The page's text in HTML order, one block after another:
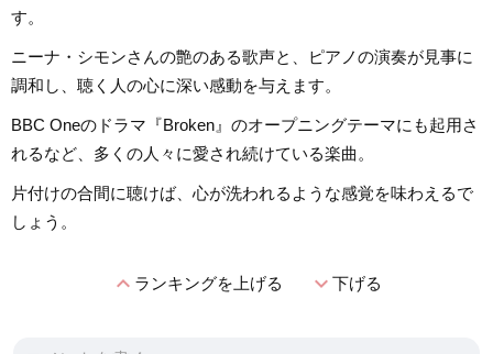
す。
ニーナ・シモンさんの艶のある歌声と、ピアノの演奏が見事に
調和し、聴く人の心に深い感動を与えます。
BBC Oneのドラマ『Broken』のオープニングテーマにも起用さ
れるなど、多くの人々に愛され続けている楽曲。
片付けの合間に聴けば、心が洗われるような感覚を味わえるで
しょう。
expand_lessランキングを上げる expand_more下げる